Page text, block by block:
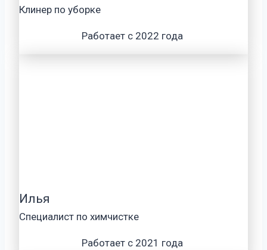
Клинер по уборке
Работает с 2022 года
Илья
Специалист по химчистке
Работает с 2021 года